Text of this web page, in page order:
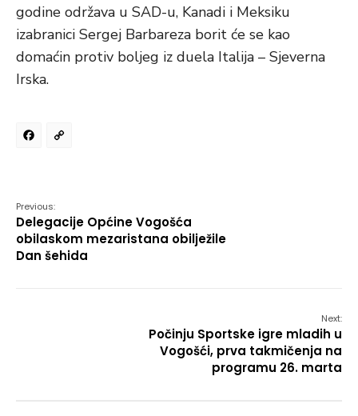
godine održava u SAD-u, Kanadi i Meksiku
izabranici Sergej Barbareza borit će se kao
domaćin protiv boljeg iz duela Italija – Sjeverna
Irska.
Facebook
Previous:
Delegacije Općine Vogošća
obilaskom mezaristana obilježile
Dan šehida
Next:
Počinju Sportske igre mladih u
Vogošći, prva takmičenja na
programu 26. marta